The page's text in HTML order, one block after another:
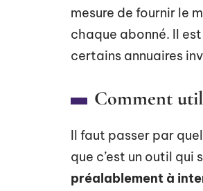
mesure de fournir le
chaque abonné. Il
certains annuaires
Comment
Il faut passer par
que c’est un outil qui
préalablement à